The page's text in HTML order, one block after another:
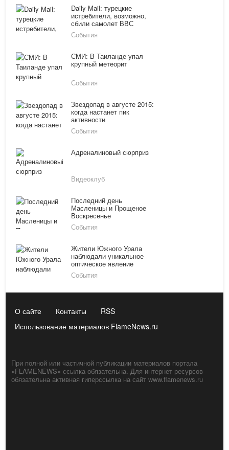
Daily Mail: турецкие
истребители, возможно,
сбили самолет ВВС
России
События
СМИ: В Таиланде упал
крупный метеорит
События
Звездопад в августе 2015:
когда настанет пик
активности
События
Адреналиновый сюрприз
Видеоклуб
Последний день
Масленицы и Прощеное
Воскресенье
События
Жители Южного Урала
наблюдали уникальное
оптическое явление
События
О сайте Контакты
RSS
Использование материалов FlameNews.ru
При полной или частичной публикации материалов портала
«FLAMENEWS» ссылка обязательна. Для интернет ресурсов
обязательна активная гиперссылка на сайт www.flamenews.ru